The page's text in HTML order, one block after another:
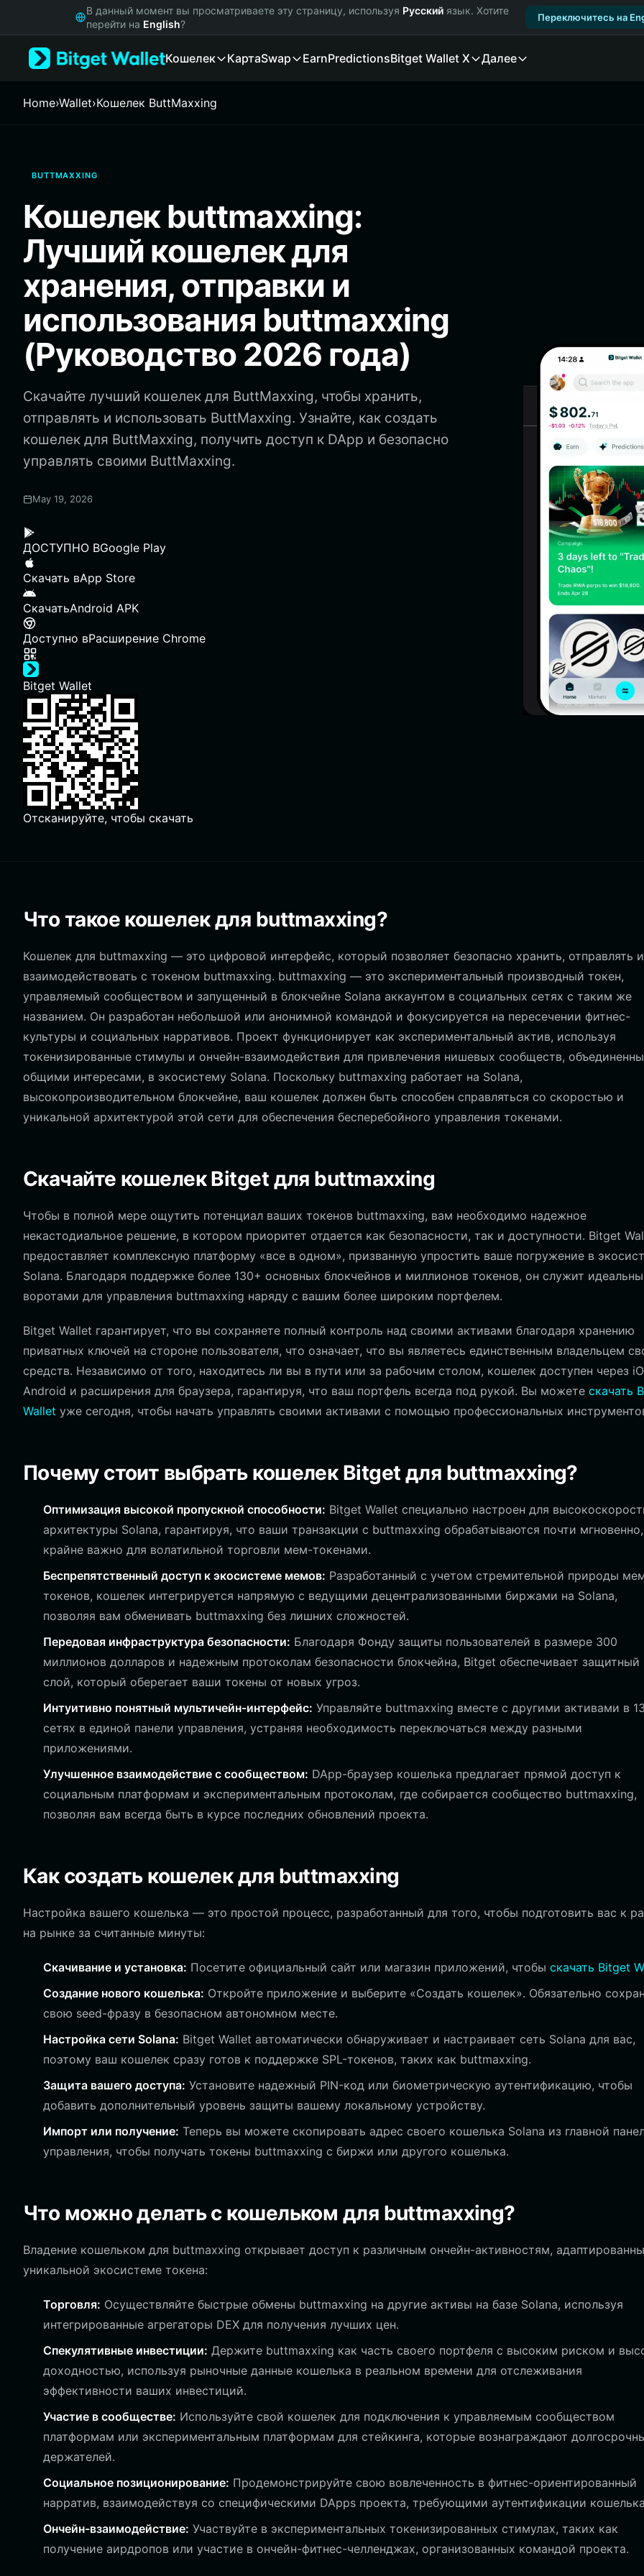
Русский
Italiano
繁體中文
Bahasa Indonesia
ภาษาไทย
Español
Português (Brasil)
Español (Argentina)
В данный момент вы просматриваете эту страницу, используя Русский язык. Хотите
перейти на English?
Переключитесь на
Кошелек КартаSwap EarnPredictionsBitget Wallet X Далее
Home›Wallet›Кошелек ButtMaxxing
BUTTMAXXING
Кошелек buttmaxxing:
Лучший кошелек для
хранения, отправки и
использования buttmaxxing
(Руководство 2026 года)
Скачайте лучший кошелек для ButtMaxxing, чтобы хранить,
отправлять и использовать ButtMaxxing. Узнайте, как создать
кошелек для ButtMaxxing, получить доступ к DApp и безопасно
управлять своими ButtMaxxing.
May 19, 2026
ДОСТУПНО ВGoogle Play
Скачать вApp Store
СкачатьAndroid APK
Доступно вРасширение Chrome
Bitget Wallet
Отсканируйте, чтобы скачать
Что такое кошелек для buttmaxxing?
Кошелек для buttmaxxing — это цифровой интерфейс, который позволяет безопасно хранить, отправлять и
взаимодействовать с токеном buttmaxxing. buttmaxxing — это экспериментальный производный токен,
управляемый сообществом и запущенный в блокчейне Solana аккаунтом в социальных сетях с таким же
названием. Он разработан небольшой или анонимной командой и фокусируется на пересечении фитнес-
культуры и социальных нарративов. Проект функционирует как экспериментальный актив, используя
токенизированные стимулы и ончейн-взаимодействия для привлечения нишевых сообществ,
общими интересами, в экосистему Solana. Поскольку buttmaxxing работает на Solana,
высокопроизводительном блокчейне, ваш кошелек должен быть способен справляться со скоростью и
уникальной архитектурой этой сети для обеспечения бесперебойного управления токенами.
Скачайте кошелек Bitget для buttmaxxing
Чтобы в полной мере ощутить потенциал ваших токенов buttmaxxing, вам необходимо надежное
некастодиальное решение, в котором приоритет отдается как безопасности, так и доступности. Bitget
предоставляет комплексную платформу «все в одном», призванную упростить ваше погружение в
Solana. Благодаря поддержке более 130+ основных блокчейнов и миллионов токенов, он служит
воротами для управления buttmaxxing наряду с вашим более широким портфелем.
Bitget Wallet гарантирует, что вы сохраняете полный контроль над своими активами благодаря хранению
приватных ключей на стороне пользователя, что означает, что вы являетесь единственным владельцем
средств. Независимо от того, находитесь ли вы в пути или за рабочим столом, кошелек доступен через
Android и расширения для браузера, гарантируя, что ваш портфель всегда под рукой. Вы можете скачать
Wallet уже сегодня, чтобы начать управлять своими активами с помощью профессиональных
Почему стоит выбрать кошелек Bitget для buttmaxxing?
Оптимизация высокой пропускной способности: Bitget Wallet специально настроен для
архитектуры Solana, гарантируя, что ваши транзакции с buttmaxxing обрабатываются почти
крайне важно для волатильной торговли мем-токенами.
Беспрепятственный доступ к экосистеме мемов: Разработанный с учетом стремительной природы
токенов, кошелек интегрируется напрямую с ведущими децентрализованными биржами на Solana,
позволяя вам обменивать buttmaxxing без лишних сложностей.
Передовая инфраструктура безопасности: Благодаря Фонду защиты пользователей в размере 300
миллионов долларов и надежным протоколам безопасности блокчейна, Bitget обеспечивает защитный
слой, который оберегает ваши токены от новых угроз.
Интуитивно понятный мультичейн-интерфейс: Управляйте buttmaxxing вместе с другими активами в
сетях в единой панели управления, устраняя необходимость переключаться между разными
приложениями.
Улучшенное взаимодействие с сообществом: DApp-браузер кошелька предлагает прямой доступ к
социальным платформам и экспериментальным протоколам, где собирается сообщество buttmaxxing,
позволяя вам всегда быть в курсе последних обновлений проекта.
Как создать кошелек для buttmaxxing
Настройка вашего кошелька — это простой процесс, разработанный для того, чтобы подготовить вас к
на рынке за считанные минуты:
Скачивание и установка: Посетите официальный сайт или магазин приложений, чтобы скачать Bitget
Создание нового кошелька: Откройте приложение и выберите «Создать кошелек». Обязательно
свою seed-фразу в безопасном автономном месте.
Настройка сети Solana: Bitget Wallet автоматически обнаруживает и настраивает сеть Solana для вас,
поэтому ваш кошелек сразу готов к поддержке SPL-токенов, таких как buttmaxxing.
Защита вашего доступа: Установите надежный PIN-код или биометрическую аутентификацию, чтобы
добавить дополнительный уровень защиты вашему локальному устройству.
Импорт или получение: Теперь вы можете скопировать адрес своего кошелька Solana из главной
управления, чтобы получать токены buttmaxxing с биржи или другого кошелька.
Что можно делать с кошельком для buttmaxxing?
Владение кошельком для buttmaxxing открывает доступ к различным ончейн-активностям,
уникальной экосистеме токена:
Торговля: Осуществляйте быстрые обмены buttmaxxing на другие активы на базе Solana, используя
интегрированные агрегаторы DEX для получения лучших цен.
Спекулятивные инвестиции: Держите buttmaxxing как часть своего портфеля с высоким риском и
доходностью, используя рыночные данные кошелька в реальном времени для отслеживания
эффективности ваших инвестиций.
Участие в сообществе: Используйте свой кошелек для подключения к управляемым сообществом
платформам или экспериментальным платформам для стейкинга, которые вознаграждают
держателей.
Социальное позиционирование: Продемонстрируйте свою вовлеченность в фитнес-ориентированный
нарратив, взаимодействуя со специфическими DApps проекта, требующими аутентификации
Ончейн-взаимодействие: Участвуйте в экспериментальных токенизированных стимулах, таких как
получение аирдропов или участие в ончейн-фитнес-челленджах, организованных командой проекта.